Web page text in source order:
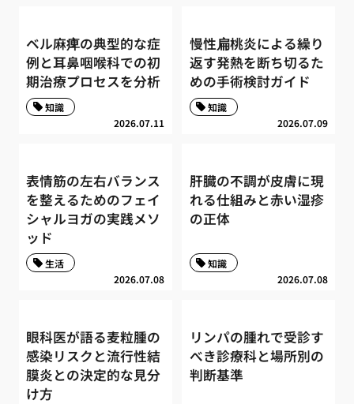
ベル麻痺の典型的な症
例と耳鼻咽喉科での初
期治療プロセスを分析
2026.07.11
知識
慢性扁桃炎による繰り
返す発熱を断ち切るた
めの手術検討ガイド
2026.07.09
知識
表情筋の左右バランス
を整えるためのフェイ
シャルヨガの実践メソ
ッド
2026.07.08
生活
肝臓の不調が皮膚に現
れる仕組みと赤い湿疹
の正体
2026.07.08
知識
眼科医が語る麦粒腫の
感染リスクと流行性結
膜炎との決定的な見分
け方
リンパの腫れで受診す
べき診療科と場所別の
判断基準